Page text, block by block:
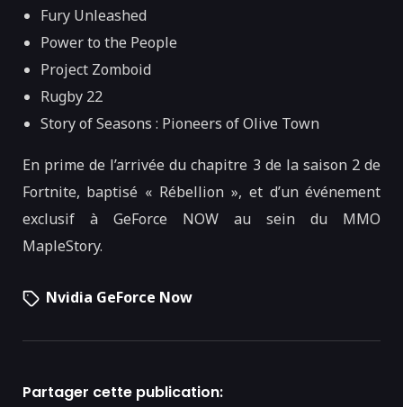
Fury Unleashed
Power to the People
Project Zomboid
Rugby 22
Story of Seasons : Pioneers of Olive Town
En prime de l’arrivée du chapitre 3 de la saison 2 de
Fortnite, baptisé « Rébellion », et d’un événement
exclusif à GeForce NOW au sein du MMO
MapleStory.
Nvidia GeForce Now
Partager cette publication: